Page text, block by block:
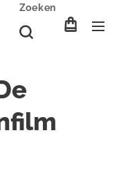
Zoeken